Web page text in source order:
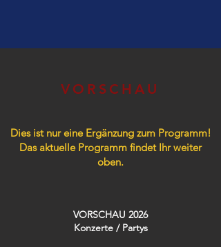
VORSCHAU
Dies ist nur eine Ergänzung zum Programm!
Das aktuelle Programm findet Ihr weiter
oben.
VORSCHAU 2026
Konzerte / Partys​